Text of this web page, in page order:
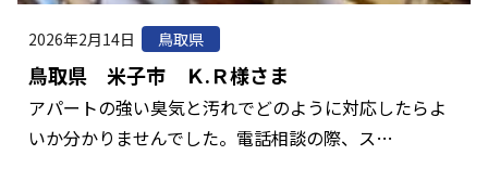
2026年2月14日 鳥取県
鳥取県 米子市 Ｋ.Ｒ様さま
アパートの強い臭気と汚れでどのように対応したらよ
いか分かりませんでした。電話相談の際、ス…